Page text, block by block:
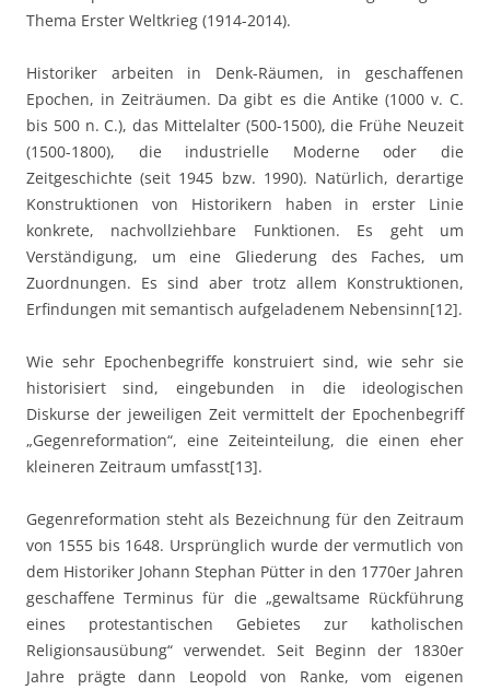
Thema Erster Weltkrieg (1914-2014).
Historiker arbeiten in Denk-Räumen, in geschaffenen
Epochen, in Zeiträumen. Da gibt es die Antike (1000 v. C.
bis 500 n. C.), das Mittelalter (500-1500), die Frühe Neuzeit
(1500-1800), die industrielle Moderne oder die
Zeitgeschichte (seit 1945 bzw. 1990). Natürlich, derartige
Konstruktionen von Historikern haben in erster Linie
konkrete, nachvollziehbare Funktionen. Es geht um
Verständigung, um eine Gliederung des Faches, um
Zuordnungen. Es sind aber trotz allem Konstruktionen,
Erfindungen mit semantisch aufgeladenem Nebensinn[12].
Wie sehr Epochenbegriffe konstruiert sind, wie sehr sie
historisiert sind, eingebunden in die ideologischen
Diskurse der jeweiligen Zeit vermittelt der Epochenbegriff
„Gegenreformation“, eine Zeiteinteilung, die einen eher
kleineren Zeitraum umfasst[13].
Gegenreformation steht als Bezeichnung für den Zeitraum
von 1555 bis 1648. Ursprünglich wurde der vermutlich von
dem Historiker Johann Stephan Pütter in den 1770er Jahren
geschaffene Terminus für die „gewaltsame Rückführung
eines protestantischen Gebietes zur katholischen
Religionsausübung“ verwendet. Seit Beginn der 1830er
Jahre prägte dann Leopold von Ranke, vom eigenen